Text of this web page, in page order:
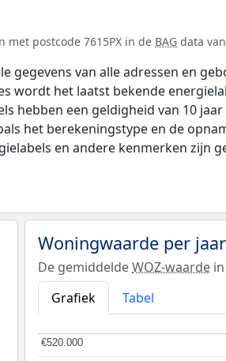
met postcode 7615PX in de BAG data
gegevens van alle adressen en
wordt het laatst bekende
hebben een geldigheid van 10
het berekeningstype en de
en andere kenmerken zijn
Woningwaarde per jaar
De gemiddeldeWOZ-waarde
Grafiek
Tabel
€520.000
€520.000